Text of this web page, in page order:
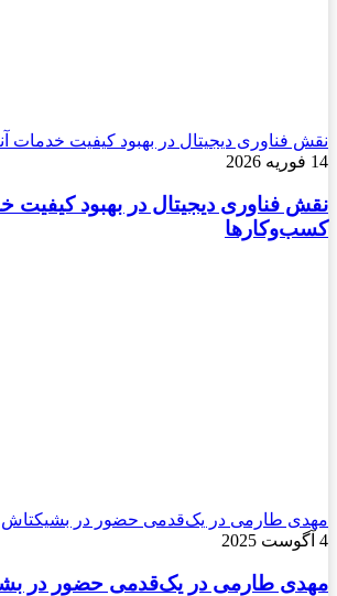
فناوری دیجیتال در بهبود کیفیت خدمات
فناوری دیجیتال در بهبود کیفیت
طارمی در یک‌قدمی حضور در بشیکتاش
طارمی در یک‌قدمی حضور در